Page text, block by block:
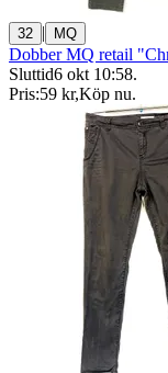
32 | MQ
Dobber MQ retail
Sluttid6 okt 10:58.
Pris:59 kr,Köp nu.